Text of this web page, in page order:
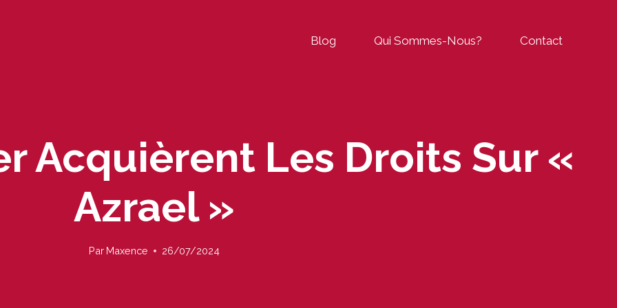
Blog Qui Sommes-Nous? Contact
Acquièrent Les Droits Sur «
Azrael »
Par Maxence 26/07/2024